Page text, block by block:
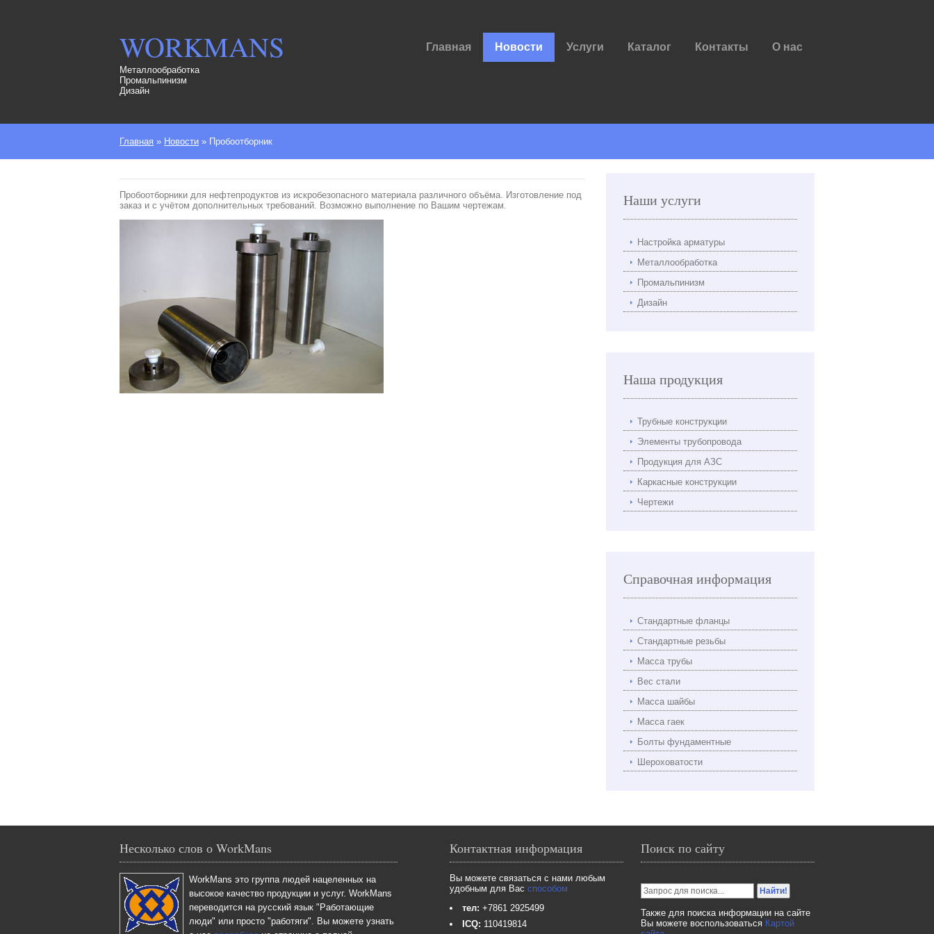
WORKMANS
Металлообработка
Промальпинизм
Дизайн
Главная Новости Услуги Каталог Контакты О нас
Главная » Новости » Пробоотборник
Пробоотборники для нефтепродуктов из искробезопасного материала различного объёма. Изготовление под
заказ и с учётом дополнительных требований. Возможно выполнение по Вашим чертежам.
Наши услуги
Настройка арматуры
Металлообработка
Промальпинизм
Дизайн
Наша продукция
Трубные конструкции
Элементы трубопровода
Продукция для АЗС
Каркасные конструкции
Чертежи
Справочная информация
Стандартные фланцы
Стандартные резьбы
Масса трубы
Вес стали
Масса шайбы
Масса гаек
Болты фундаментные
Шероховатости
Несколько слов о WorkMans
WorkMans это группа людей нацеленных на
высокое качество продукции и услуг. WorkMans
переводится на русский язык "Работающие
люди" или просто "работяги". Вы можете узнать
Поиск по сайту
Также для поиска информации на сайте
Вы можете воспользоваться Картой
Контактная информация
Вы можете связаться с нами любым
удобным для Вас способом
тел: +7861 2925499
ICQ: 110419814